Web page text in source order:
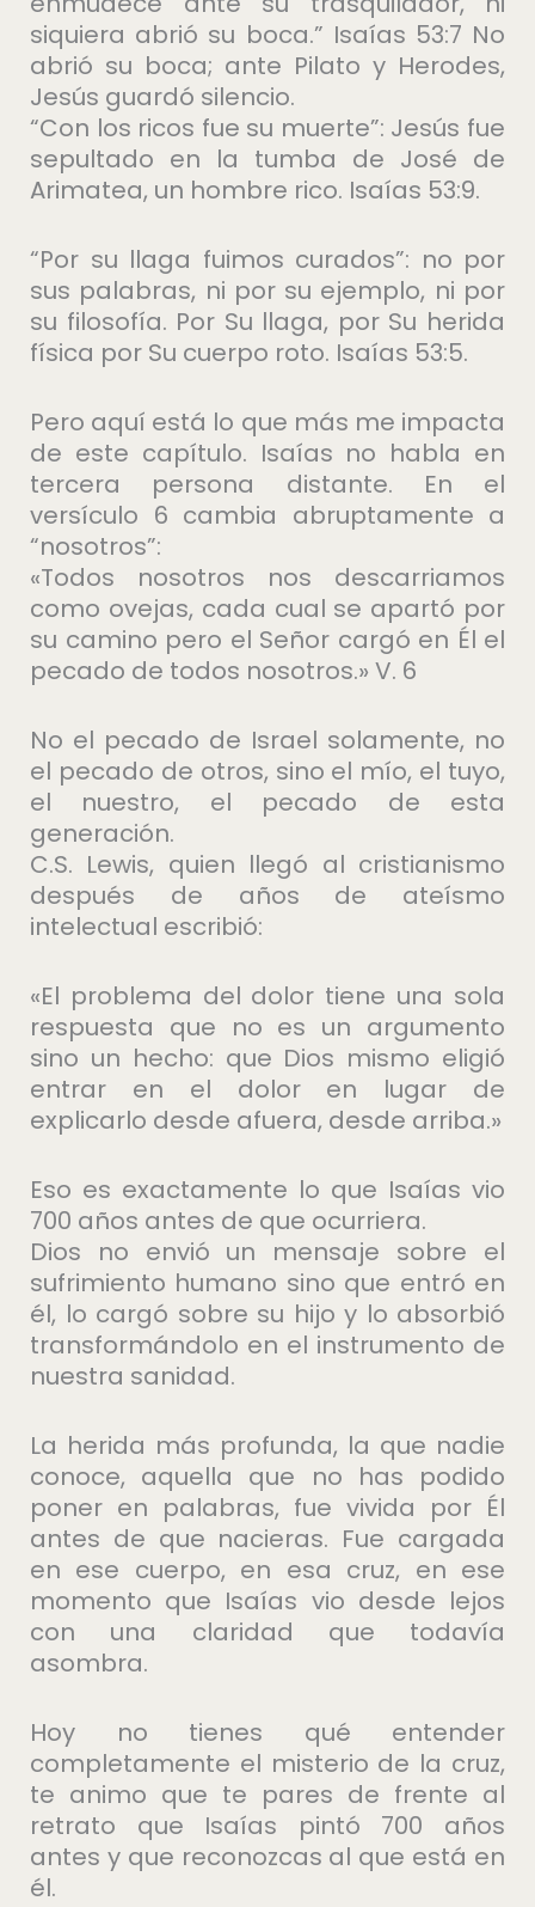
siquiera abrió su boca.” Isaías 53:7 No
abrió su boca; ante Pilato y Herodes,
Jesús guardó silencio.
“Con los ricos fue su muerte”: Jesús fue
sepultado en la tumba de José de
Arimatea, un hombre rico. Isaías 53:9.
“Por su llaga fuimos curados”: no por
sus palabras, ni por su ejemplo, ni por
su filosofía. Por Su llaga, por Su herida
física por Su cuerpo roto. Isaías 53:5.
Pero aquí está lo que más me impacta
de este capítulo. Isaías no habla en
tercera persona distante. En el
versículo 6 cambia abruptamente a
“nosotros”:
«Todos nosotros nos descarriamos
como ovejas, cada cual se apartó por
su camino pero el Señor cargó en Él el
pecado de todos nosotros.» V. 6
No el pecado de Israel solamente, no
el pecado de otros, sino el mío, el tuyo,
el nuestro, el pecado de esta
generación.
C.S. Lewis, quien llegó al cristianismo
después de años de ateísmo
intelectual escribió:
«El problema del dolor tiene una sola
respuesta que no es un argumento
sino un hecho: que Dios mismo eligió
entrar en el dolor en lugar de
explicarlo desde afuera, desde arriba.»
Eso es exactamente lo que Isaías vio
700 años antes de que ocurriera.
Dios no envió un mensaje sobre el
sufrimiento humano sino que entró en
él, lo cargó sobre su hijo y lo absorbió
transformándolo en el instrumento de
nuestra sanidad.
La herida más profunda, la que nadie
conoce, aquella que no has podido
poner en palabras, fue vivida por Él
antes de que nacieras. Fue cargada
en ese cuerpo, en esa cruz, en ese
momento que Isaías vio desde lejos
con una claridad que todavía
asombra.
Hoy no tienes qué entender
completamente el misterio de la cruz,
te animo que te pares de frente al
retrato que Isaías pintó 700 años
antes y que reconozcas al que está en
él.